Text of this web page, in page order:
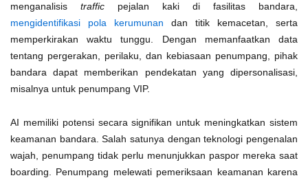
menganalisis traffic pejalan kaki di fasilitas bandara,
mengidentifikasi pola kerumunan dan titik kemacetan, serta
memperkirakan waktu tunggu. Dengan memanfaatkan data
tentang pergerakan, perilaku, dan kebiasaan penumpang, pihak
bandara dapat memberikan pendekatan yang dipersonalisasi,
misalnya untuk penumpang VIP.
AI memiliki potensi secara signifikan untuk meningkatkan sistem
keamanan bandara. Salah satunya dengan teknologi pengenalan
wajah, penumpang tidak perlu menunjukkan paspor mereka saat
boarding. Penumpang melewati pemeriksaan keamanan karena